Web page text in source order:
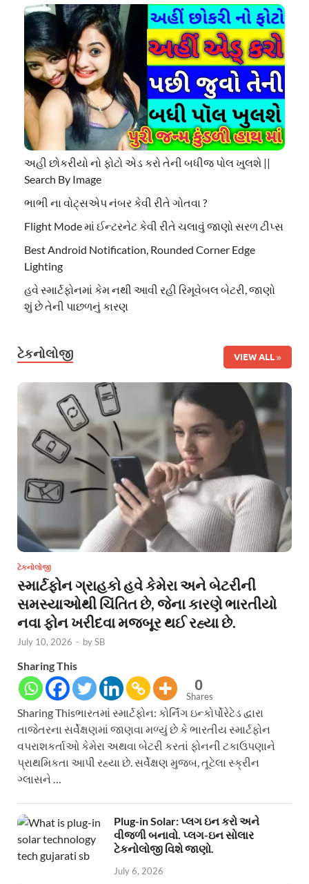
અહી છોકરીયો નો ફોટો એડ કરો તેની બધીજ પોલ ખુલશે ||
Search By Image
ભાભી ના વોટ્સએપ નંબર કેવી રીતે ગોતવા ?
Flight Mode માં ઈન્ટરનેટ કેવી રીતે ચલાવું જાણો સરળ ટીપ્સ
Best Android Notification, Rounded Corner Edge
Lighting
હવે સ્માર્ટફોનમાં કેમ નથી આવી રહી રિમૂવેબલ બેટરી, જાણો
શું છે તેની પાછળનું કારણ
ટેકનોલોજી VIEW ALL
ટેકનોલોજી
સ્માર્ટફોન ગ્રાહકો હવે કેમેરા અને બેટરીની
સમસ્યાઓથી ચિંતિત છે, જેના કારણે ભારતીયો
નવા ફોન ખરીદવા મજબૂર થઈ રહ્યા છે.
July 10, 2026 - bySB
Sharing This
0
Shares
Sharing Thisભારતમાં સ્માર્ટફોન: કોર્નિંગ ઇન્કોર્પોરેટેડ દ્વારા
તાજેતરના સર્વેક્ષણમાં જાણવા મળ્યું છે કે ભારતીય સ્માર્ટફોન
વપરાશકર્તાઓ કેમેરા અથવા બેટરી કરતાં ફોનની ટકાઉપણાને
પ્રાથમિકતા આપી રહ્યા છે. સર્વેક્ષણ મુજબ, તૂટેલા સ્ક્રીન
ગ્લાસને …
Plug-in Solar: પ્લગ ઇન કરો અને
વીજળી બનાવો. પ્લગ-ઇન સોલાર
ટેકનોલોજી વિશે જાણો.
July 6, 2026